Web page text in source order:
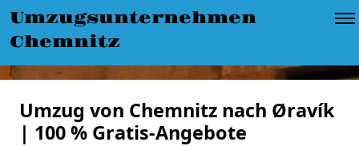
Umzugsunternehmen
Chemnitz
Umzug von Chemnitz nach Øravík
| 100 % Gratis-Angebote